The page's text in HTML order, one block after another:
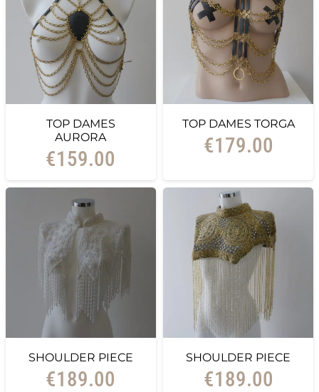
TOP DAMES
AURORA
€159.00
TOP DAMES TORGA
€179.00
SHOULDER PIECE
€189.00
SHOULDER PIECE
€189.00